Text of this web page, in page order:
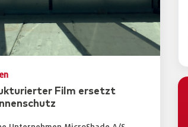
Film ersetzt